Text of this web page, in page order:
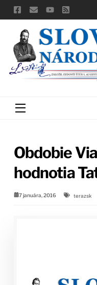
Skip
to
content
Menu
Obdobie
hodnotia
7 januára, 2016 terazsk